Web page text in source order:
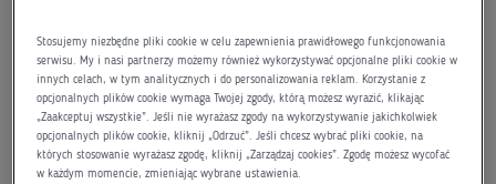
W zawodach wzięło udział ok. 200 zawodników z 27 firm
farmaceutycznych. Pierwszego dnia mistrzostw odbył się
Stosujemy niezbędne pliki cookie w celu zapewnienia prawidłowego funkcjonowania
serwisu. My i nasi partnerzy możemy również wykorzystywać opcjonalne pliki cookie w
innych celach, w tym analitycznych i do personalizowania reklam. Korzystanie z
opcjonalnych plików cookie wymaga Twojej zgody, którą możesz wyrazić, klikając
„Zaakceptuj wszystkie”. Jeśli nie wyrażasz zgody na wykorzystywanie jakichkolwiek
opcjonalnych plików cookie, kliknij „Odrzuć”. Jeśli chcesz wybrać pliki cookie, na
których stosowanie wyrażasz zgodę, kliknij „Zarządzaj cookies”. Zgodę możesz wycofać
w każdym momencie, zmieniając wybrane ustawienia.